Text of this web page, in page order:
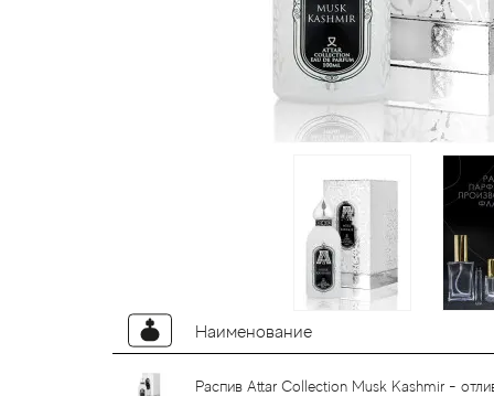
Наименование
Распив Attar Collection Musk Kashmir -